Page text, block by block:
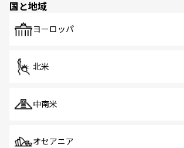
で、ホーカーズは地元の風情を楽しめ
国と地域
ヨーロッパ
北米
中南米
オセアニア